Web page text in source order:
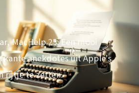
MacHelp 25. Een mooi
anekdotes uit Apple's
rijtje te zetten.